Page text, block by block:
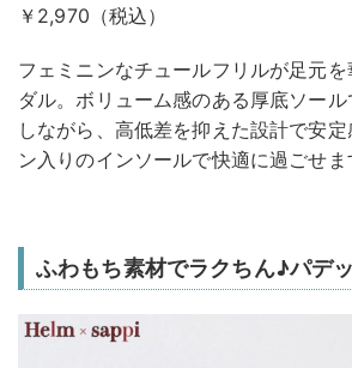
￥2,970（税込）
フェミニンなチュールフリルが足元
ダル。ボリューム感のある厚底ソー
しながら、高低差を抑えた設計で安
ン入りのインソールで快適に過ごせま
ふわもち素材でラクちん♪パデ